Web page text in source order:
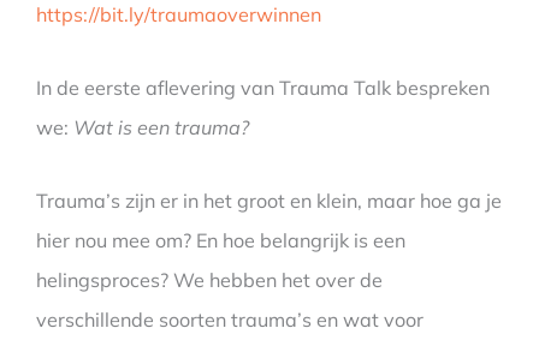
https://bit.ly/traumaoverwinnen
In de eerste aflevering van Trauma Talk bespreken
we: Wat is een trauma?
Trauma’s zijn er in het groot en klein, maar hoe ga je
hier nou mee om? En hoe belangrijk is een
helingsproces? We hebben het over de
verschillende soorten trauma’s en wat voor